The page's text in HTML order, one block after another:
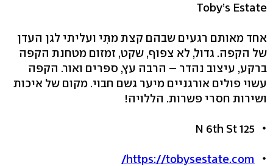
Toby’s Estate
אחד מאותם רגעים שבהם קצת מתִּי ועליתי לגן העדן
של הקפה. גדול, לא צפוף, שקט, זמזום מטחנת הקפה
ברקע, עיצוב נהדר – הרבה עץ, ספרים ואור. הקפה
עשוי פולים אורגניים מיער גשם חבוי. מקום של איכות
ושירות חסרי פשרות. הללויה!
https://tobysestate.com/